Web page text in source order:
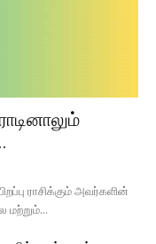
ராசிக்கும் அவர்களின்
மற்றும்...